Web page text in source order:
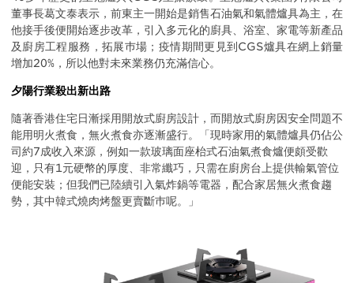
董事長葛文泰表示，前東主一開始是銷售石油氣和氣體爐具為主，在
他接手後便開始逐步改革，引入多元化的廚具、浴室、家電等新產品
及廚房工程服務，拓展巿場；疫情期間更見到CGS爐具在網上銷量
增加20%，所以他對未來業務仍充滿信心。
夕陽行業殺出新出路
隨著香港住宅日漸採用開放式廚房設計，而開放式廚房因安全問題不
能用明火煮食，無火煮食亦逐漸盛行。「現時家用的氣體爐具仍佔公
司約7成收入來源，例如一款玻璃面座枱式石油氣煮食爐便頗受歡
迎，只有1元硬幣的厚度、非常纖巧，只需在廚房台上提供輸氣管位
便能安裝；但我們已陸續引入氣炸鍋等電器，配合家居無火煮食趨
勢，其中韓式燒肉烤盤更賣斷巿呢。」